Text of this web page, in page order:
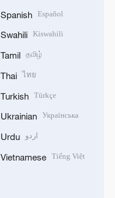
Spanish Español
Swahili Kiswahili
Tamil தமிழ்
Thai ไทย
Turkish Türkçe
Ukrainian Українська
Urdu اردو
Vietnamese Tiếng Việt